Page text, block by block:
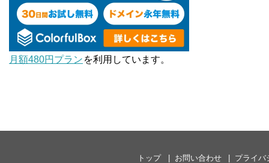
月額480円プラン を利用しています。
トップ お問い合わせ
プライバ